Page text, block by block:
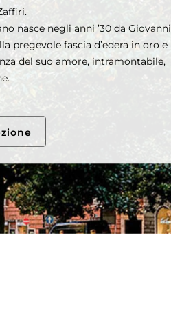
nasce negli anni ’30 da Giovanni
pregevole fascia d’edera in oro e
del suo amore, intramontabile,